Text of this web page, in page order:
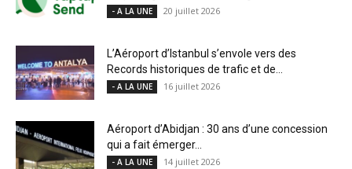
- A LA UNE 20 juillet 2026
L’Aéroport d’Istanbul s’envole vers des
Records historiques de trafic et de...
- A LA UNE 16 juillet 2026
Aéroport d’Abidjan : 30 ans d’une concession
qui a fait émerger...
- A LA UNE 14 juillet 2026